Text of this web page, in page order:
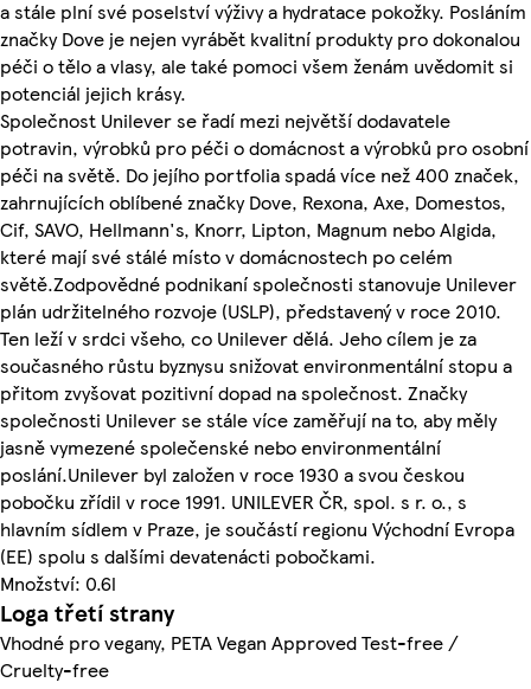
a stále plní své poselství výživy a hydratace pokožky. Posláním
značky Dove je nejen vyrábět kvalitní produkty pro dokonalou
péči o tělo a vlasy, ale také pomoci všem ženám uvědomit si
potenciál jejich krásy.
Společnost Unilever se řadí mezi největší dodavatele
potravin, výrobků pro péči o domácnost a výrobků pro osobní
péči na světě. Do jejího portfolia spadá více než 400 značek,
zahrnujících oblíbené značky Dove, Rexona, Axe, Domestos,
Cif, SAVO, Hellmann's, Knorr, Lipton, Magnum nebo Algida,
které mají své stálé místo v domácnostech po celém
světě.Zodpovědné podnikaní společnosti stanovuje Unilever
plán udržitelného rozvoje (USLP), představený v roce 2010.
Ten leží v srdci všeho, co Unilever dělá. Jeho cílem je za
současného růstu byznysu snižovat environmentální stopu a
přitom zvyšovat pozitivní dopad na společnost. Značky
společnosti Unilever se stále více zaměřují na to, aby měly
jasně vymezené společenské nebo environmentální
poslání.Unilever byl založen v roce 1930 a svou českou
pobočku zřídil v roce 1991. UNILEVER ČR, spol. s r. o., s
hlavním sídlem v Praze, je součástí regionu Východní Evropa
(EE) spolu s dalšími devatenácti pobočkami.
Množství: 0.6l
Loga třetí strany
Vhodné pro vegany, PETA Vegan Approved Test-free /
Cruelty-free